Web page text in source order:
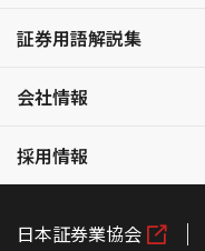
証券用語解説集
会社情報
採用情報
日本証券業協会